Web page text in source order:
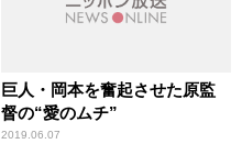
巨人・岡本を奮起させた原監
督の“愛のムチ”
2019.06.07